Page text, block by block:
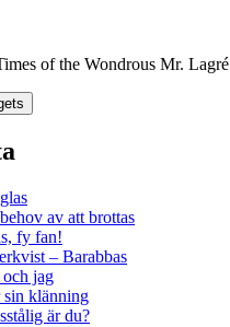
of the Wondrous Mr. Lagré
av att brottas
fy fan!
– Barabbas
jag
klänning
är du?